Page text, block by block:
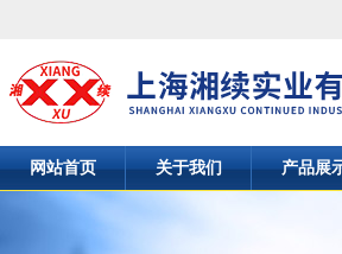
网站首页 关于我们 产品展